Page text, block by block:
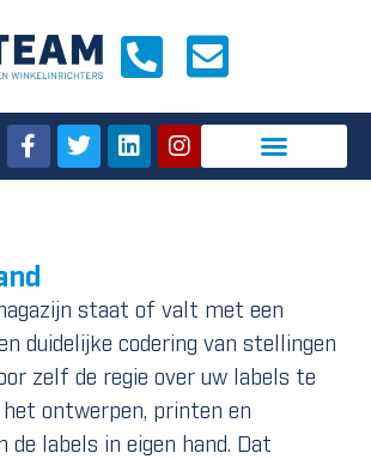
staat of valt met een
duidelijke codering van stellingen
zelf de regie over uw labels te
ontwerpen, printen en
de labels in eigen hand. Dat